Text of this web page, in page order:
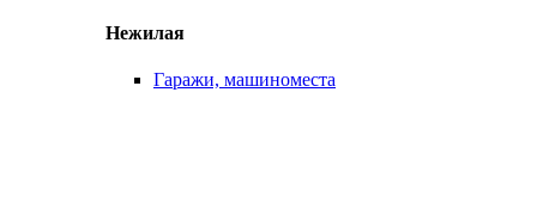
Нежилая
Гаражи, машиноместа